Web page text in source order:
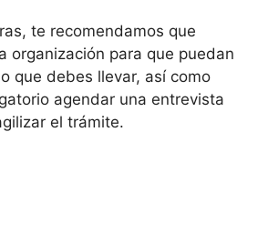
te recomendamos que
organización para que puedan
que debes llevar, así como
agendar una entrevista
el trámite.